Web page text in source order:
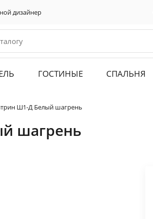
дизайнер
ГОСТИНЫЕ СПАЛЬНЯ
Ш1-Д Белый шагрень
шагрень